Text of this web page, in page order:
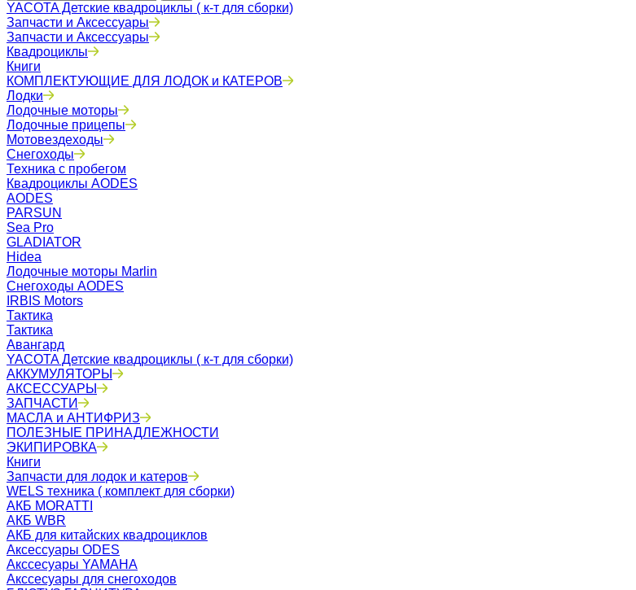
YACOTA Детские квадроциклы ( к-т для сборки)
Запчасти и Аксессуары
Запчасти и Аксессуары
Квадроциклы
Книги
КОМПЛЕКТУЮЩИЕ ДЛЯ ЛОДОК и КАТЕРОВ
Лодки
Лодочные моторы
Лодочные прицепы
Мотовездеходы
Снегоходы
Техника с пробегом
Квадроциклы AODES
AODES
PARSUN
Sea Pro
GLADIATOR
Hidea
Лодочные моторы Marlin
Снегоходы AODES
IRBIS Motors
Тактика
Тактика
Авангард
YACOTA Детские квадроциклы ( к-т для сборки)
АККУМУЛЯТОРЫ
АКСЕССУАРЫ
ЗАПЧАСТИ
МАСЛА и АНТИФРИЗ
ПОЛЕЗНЫЕ ПРИНАДЛЕЖНОСТИ
ЭКИПИРОВКА
Книги
Запчасти для лодок и катеров
WELS техника ( комплект для сборки)
АКБ MORATTI
АКБ WBR
АКБ для китайских квадроциклов
Аксессуары ODES
Акссесуары YAMAHA
Акссесуары для снегоходов